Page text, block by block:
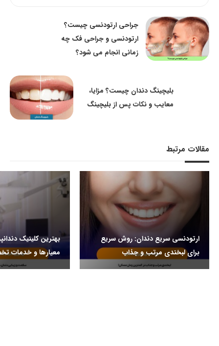
جراحی ارتودنسی چیست؟
ارتودنسی و جراحی فک چه
زمانی انجام می شود؟
بلیچینگ دندان چیست؟ مزایا،
معایب و نکات پس از بلیچینگ
مقالات مرتبط
ارتودنسی سریع دندان: روش سریع
برای لبخندی مرتب و جذاب
بهترین کلینیک
معیارها و خدمات